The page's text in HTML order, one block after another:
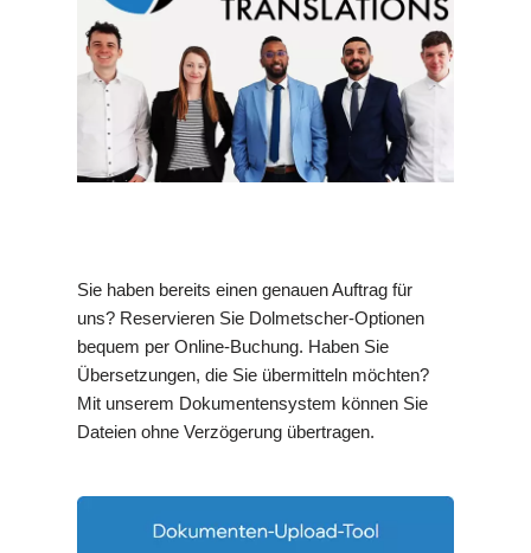
Sie haben bereits einen genauen Auftrag für
uns? Reservieren Sie Dolmetscher-Optionen
bequem per Online-Buchung. Haben Sie
Übersetzungen, die Sie übermitteln möchten?
Mit unserem Dokumentensystem können Sie
Dateien ohne Verzögerung übertragen.